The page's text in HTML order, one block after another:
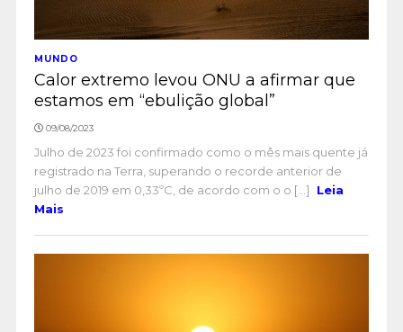
MUNDO
Calor extremo levou ONU a afirmar que
estamos em “ebulição global”
09/08/2023
Julho de 2023 foi confirmado como o mês mais quente já
registrado na Terra, superando o recorde anterior de
julho de 2019 em 0,33ºC, de acordo com o o [...]
Leia
Mais